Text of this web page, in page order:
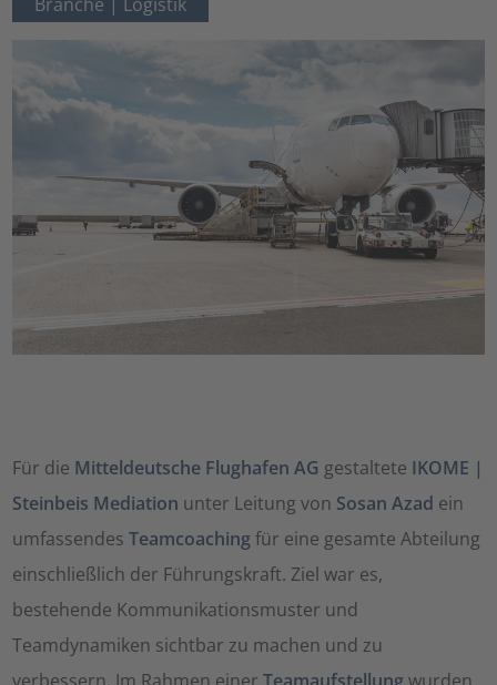
Für die Mitteldeutsche Flughafen AG gestaltete IKOME |
Steinbeis Mediation unter Leitung von Sosan Azad ein
umfassendesTeamcoachingfür eine gesamte Abteilung
einschließlich der Führungskraft. Ziel war es,
bestehende Kommunikationsmuster und
Teamdynamiken sichtbar zu machen und zu